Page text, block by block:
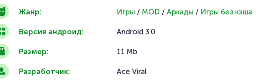
Жанр:
Версия андроид:
Размер:
Разработчик:
Игры / MOD / Аркады / Игры без кэша
Android 3.0
11 Mb
Ace Viral